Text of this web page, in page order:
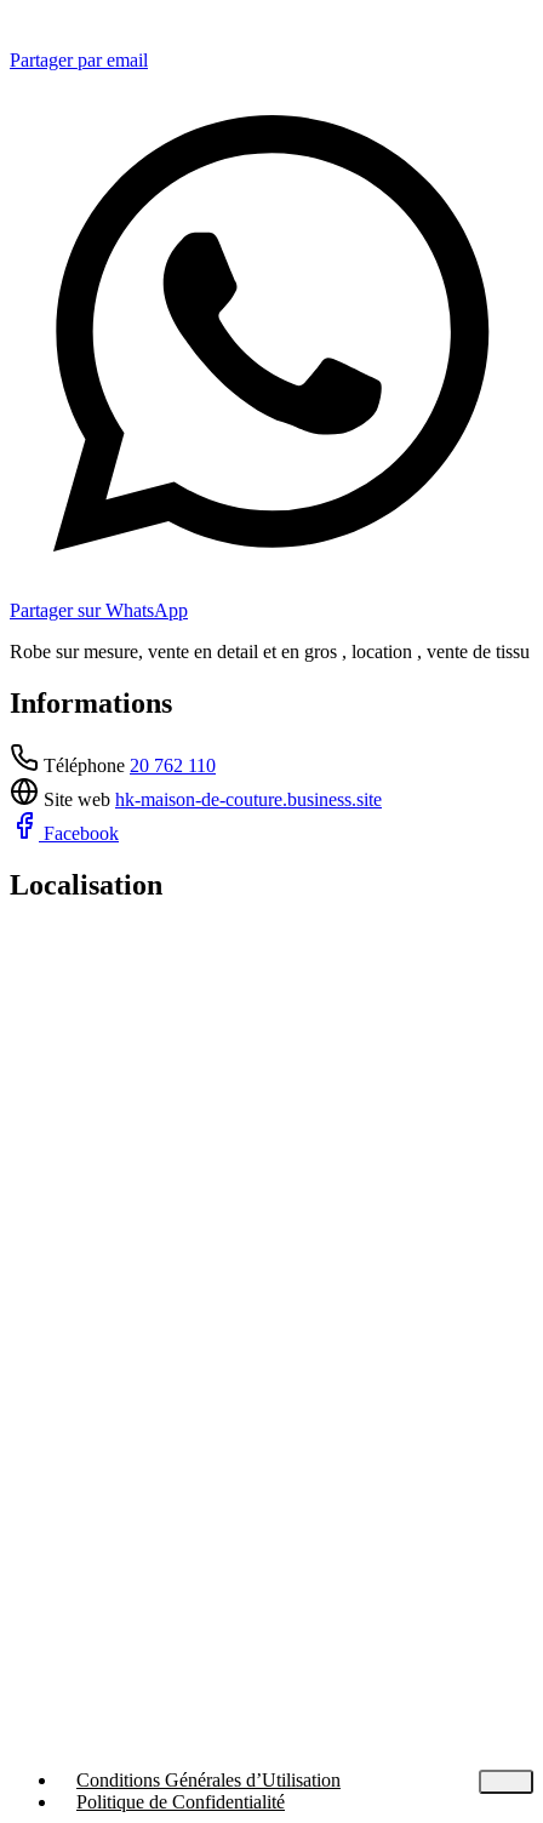
Partager par email
Partager sur WhatsApp
Robe sur mesure, vente en detail et en gros , location , vente de tissu
Informations
Téléphone 20 762 110
Site web hk-maison-de-couture.business.site
Facebook
Localisation
Conditions Générales d’Utilisation
Politique de Confidentialité